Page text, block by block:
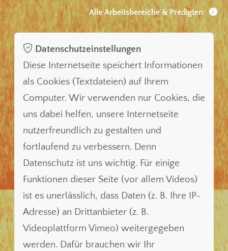
Alle Arbeitsbereiche & Predigten
Datenschutzeinstellungen
Diese Internetseite speichert Informationen
als Cookies (Textdateien) auf Ihrem
Computer. Wir verwenden nur Cookies, die
uns dabei helfen, unsere Internetseite
nutzerfreundlich zu gestalten und
fortlaufend zu verbessern. Denn
Datenschutz ist uns wichtig. Für einige
Funktionen dieser Seite (vor allem Videos)
ist es unerlässlich, dass Daten (z. B. Ihre IP-
Adresse) an Drittanbieter (z. B.
Videoplattform Vimeo) weitergegeben
werden. Dafür brauchen wir Ihr